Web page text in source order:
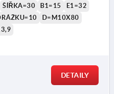
ŠÍŘKA=30 B1=15
E1=32
D=M10X80
DETAILY